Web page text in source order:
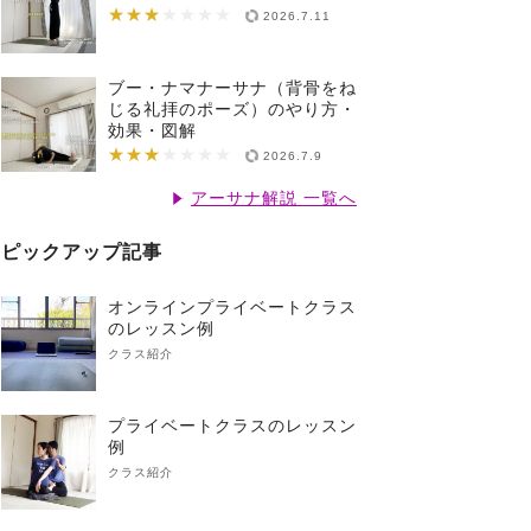
★★★
★★★★★★★ 2026.7.11
ブー・ナマナーサナ（背骨をね
じる礼拝のポーズ）のやり方・
効果・図解
★★★
★★★★★★★ 2026.7.9
アーサナ解説 一覧へ
ピックアップ記事
オンラインプライベートクラス
のレッスン例
クラス紹介
プライベートクラスのレッスン
例
クラス紹介